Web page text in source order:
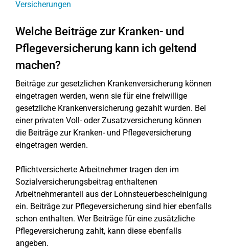
Versicherungen
Welche Beiträge zur Kranken- und
Pflegeversicherung kann ich geltend
machen?
Beiträge zur gesetzlichen Krankenversicherung können
eingetragen werden, wenn sie für eine freiwillige
gesetzliche Krankenversicherung gezahlt wurden. Bei
einer privaten Voll- oder Zusatzversicherung können
die Beiträge zur Kranken- und Pflegeversicherung
eingetragen werden.
Pflichtversicherte Arbeitnehmer tragen den im
Sozialversicherungsbeitrag enthaltenen
Arbeitnehmeranteil aus der Lohnsteuerbescheinigung
ein. Beiträge zur Pflegeversicherung sind hier ebenfalls
schon enthalten. Wer Beiträge für eine zusätzliche
Pflegeversicherung zahlt, kann diese ebenfalls
angeben.